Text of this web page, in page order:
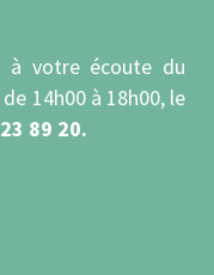
à votre écoute du
14h00 à 18h00, le
89 20.